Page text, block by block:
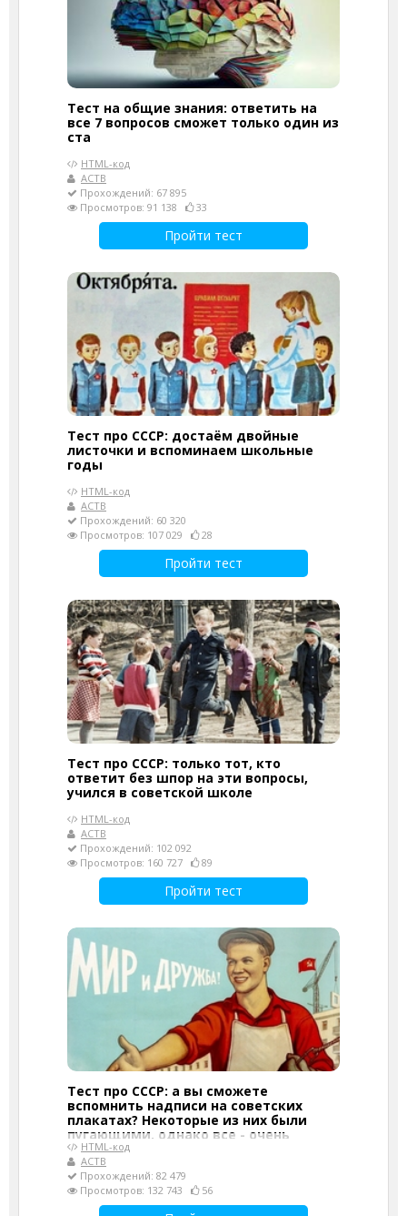
Тест на общие знания: ответить на
все 7 вопросов сможет только один из
ста
HTML-код
АСТВ
Прохождений: 67 895
Просмотров: 91 138
33
Пройти тест
Тест про СССР: достаём двойные
листочки и вспоминаем школьные
годы
HTML-код
АСТВ
Прохождений: 60 320
Просмотров: 107 029
28
Пройти тест
Тест про СССР: только тот, кто
ответит без шпор на эти вопросы,
учился в советской школе
HTML-код
АСТВ
Прохождений: 102 092
Просмотров: 160 727
89
Пройти тест
Тест про СССР: а вы сможете
вспомнить надписи на советских
плакатах? Некоторые из них были
пугающими, однако все - очень
мотивирующими
HTML-код
АСТВ
Прохождений: 82 479
Просмотров: 132 743
56